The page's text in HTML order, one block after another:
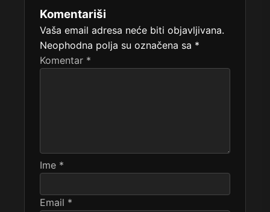
Komentariši
Vaša email adresa neće biti objavljivana.
Neophodna polja su označena sa *
Komentar *
Ime *
Email *